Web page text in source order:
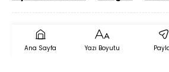
Ana Sayfa Yazı Boyutu